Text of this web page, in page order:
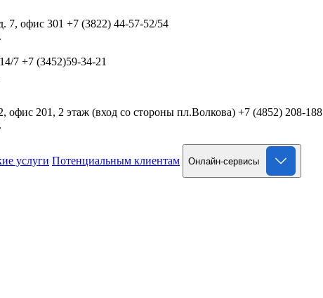
7, офис 301 +7 (3822) 44-57-52/54
7 +7 (3452)59-34-21
офис 201, 2 этаж (вход со стороны пл.Волкова) +7 (4852) 208-188
услуги Потенциальным клиентам Онлайн-сервисы